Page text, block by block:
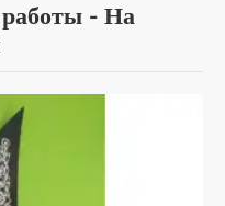
- На